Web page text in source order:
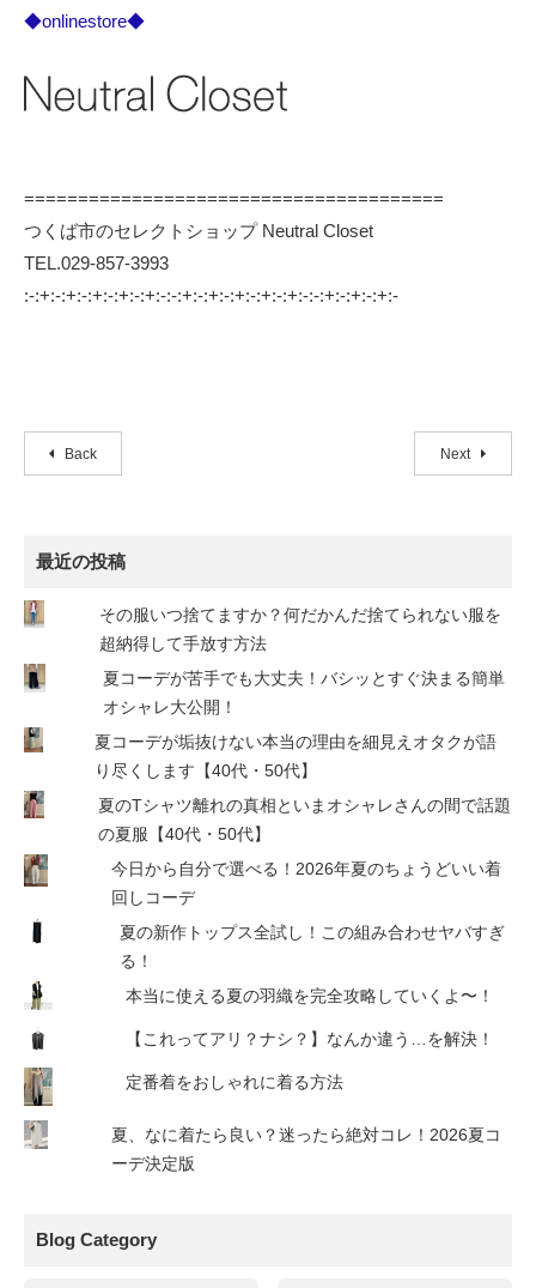
◆onlinestore◆
=======================================
つくば市のセレクトショップ Neutral Closet
TEL.029-857-3993
:-:+:-:+:-:+:-:+:-:+:-:-:+:-:+:-:+:-:+:-:+:-:-:+:-:+:-:+:-
Back Next
最近の投稿
その服いつ捨てますか？何だかんだ捨てられない服を
超納得して手放す方法
夏コーデが苦手でも大丈夫！バシッとすぐ決まる簡単
オシャレ大公開！
夏コーデが垢抜けない本当の理由を細見えオタクが語
り尽くします【40代・50代】
夏のTシャツ離れの真相といまオシャレさんの間で話題
の夏服【40代・50代】
今日から自分で選べる！2026年夏のちょうどいい着
回しコーデ
夏の新作トップス全試し！この組み合わせヤバすぎ
る！
本当に使える夏の羽織を完全攻略していくよ〜！
【これってアリ？ナシ？】なんか違う…を解決！
定番着をおしゃれに着る方法
夏、なに着たら良い？迷ったら絶対コレ！2026夏コ
ーデ決定版
Blog Category